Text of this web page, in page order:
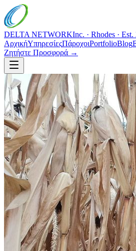
DELTA NETWORKInc. · Rhodes · Est.
ΑρχικήΥπηρεσίεςΠάροχοιPortfolioBlog
Ζητήστε Προσφορά →